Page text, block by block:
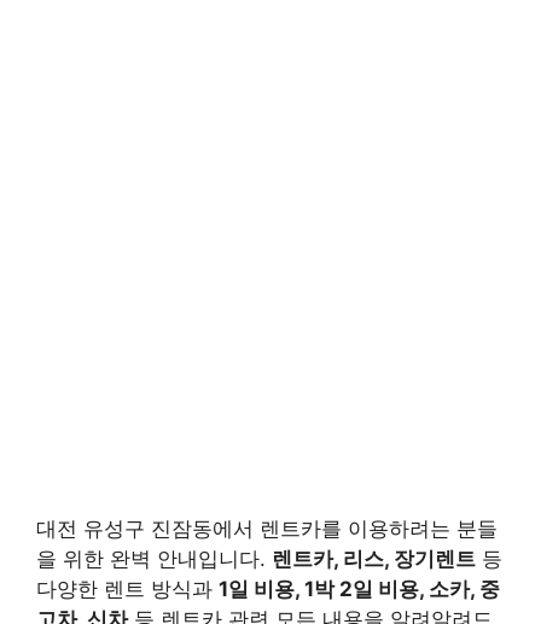
대전 유성구 진잠동에서 렌트카를 이용하려는 분들
을 위한 완벽 안내입니다. 렌트카, 리스, 장기렌트 등
다양한 렌트 방식과 1일 비용, 1박 2일 비용, 소카, 중
고차, 신차등 렌트카 관련 모든 내용을 알려알려드